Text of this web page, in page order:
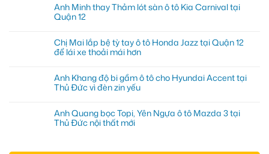
Anh Minh thay Thảm lót sàn ô tô Kia Carnival tại
Quận 12
Chị Mai lắp bệ tỳ tay ô tô Honda Jazz tại Quận 12
để lái xe thoải mái hơn
Anh Khang độ bi gầm ô tô cho Hyundai Accent tại
Thủ Đức vì đèn zin yếu
Anh Quang bọc Topi, Yên Ngựa ô tô Mazda 3 tại
Thủ Đức nội thất mới